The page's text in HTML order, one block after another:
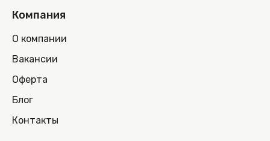
Компания
О компании
Вакансии
Оферта
Блог
Контакты